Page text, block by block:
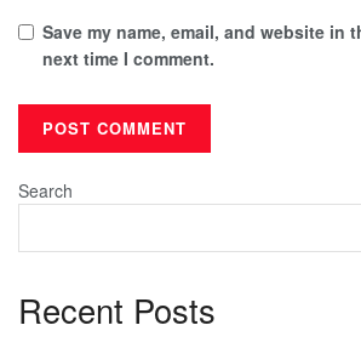
Save my name, email, and website in
next time I comment.
Search
Recent Posts